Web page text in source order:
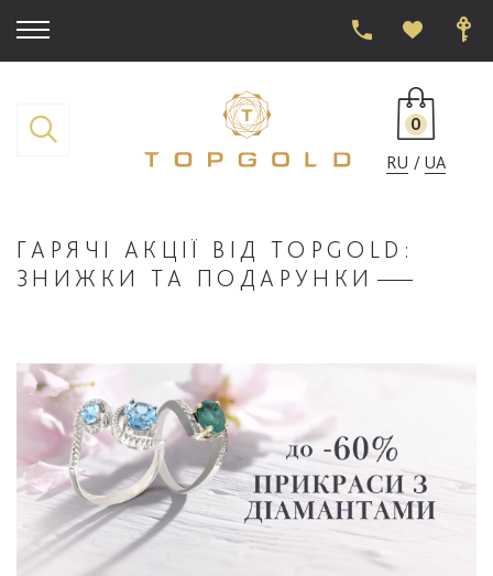
0
RU
UA
ГАРЯЧІ АКЦІЇ ВІД TOPGOLD:
ЗНИЖКИ ТА ПОДАРУНКИ